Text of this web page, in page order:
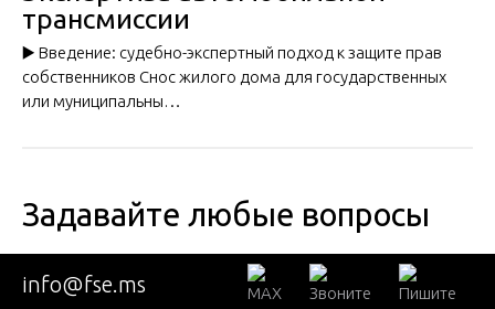
трансмиссии
▶️ Введение: судебно-экспертный подход к защите прав
собственников Снос жилого дома для государственных
или муниципальны…
Задавайте любые вопросы
info@fse.ms